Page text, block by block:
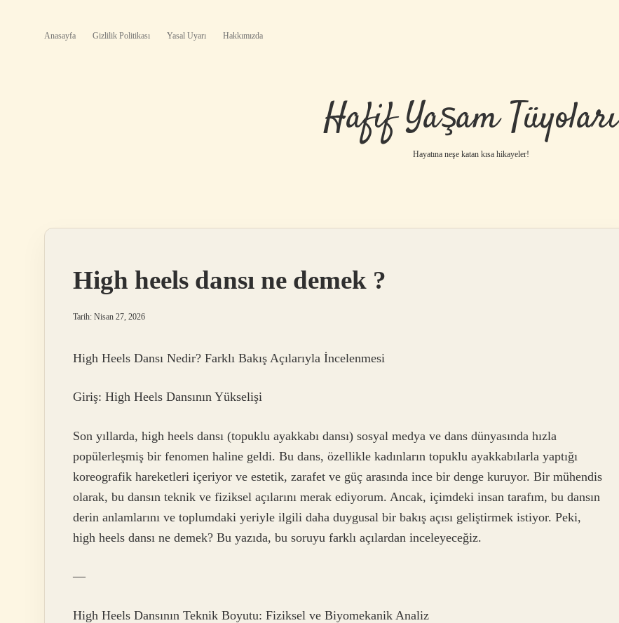
Anasayfa Gizlilik Politikası Yasal Uyarı Hakkımızda
Hafif Yaşam Tüyoları
Hayatına neşe katan kısa hikayeler!
High heels dansı ne demek ?
Tarih: Nisan 27, 2026
High Heels Dansı Nedir? Farklı Bakış Açılarıyla İncelenmesi
Giriş: High Heels Dansının Yükselişi
Son yıllarda, high heels dansı (topuklu ayakkabı dansı) sosyal medya ve dans dünyasında hızla
popülerleşmiş bir fenomen haline geldi. Bu dans, özellikle kadınların topuklu ayakkabılarla yaptığı
koreografik hareketleri içeriyor ve estetik, zarafet ve güç arasında ince bir denge kuruyor. Bir mühendis
olarak, bu dansın teknik ve fiziksel açılarını merak ediyorum. Ancak, içimdeki insan tarafım, bu dansın
derin anlamlarını ve toplumdaki yeriyle ilgili daha duygusal bir bakış açısı geliştirmek istiyor. Peki,
high heels dansı ne demek? Bu yazıda, bu soruyu farklı açılardan inceleyeceğiz.
—
High Heels Dansının Teknik Boyutu: Fiziksel ve Biyomekanik Analiz